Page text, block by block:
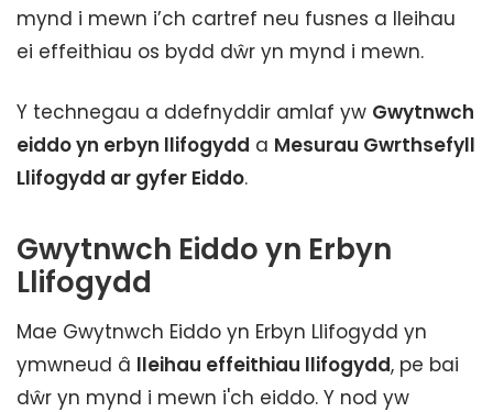
mynd i mewn i’ch cartref neu fusnes a lleihau
ei effeithiau os bydd dŵr yn mynd i mewn.
Y technegau a ddefnyddir amlaf yw Gwytnwch
eiddo yn erbyn llifogydd a Mesurau Gwrthsefyll
Llifogydd ar gyfer Eiddo.
Gwytnwch Eiddo yn Erbyn
Llifogydd
Mae Gwytnwch Eiddo yn Erbyn Llifogydd yn
ymwneud â lleihau effeithiau llifogydd, pe bai
dŵr yn mynd i mewn i'ch eiddo. Y nod yw